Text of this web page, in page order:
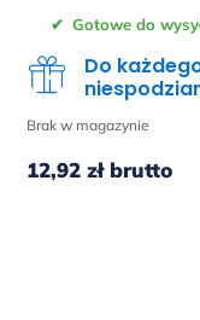
✔ Gotowe do
Do
Brak w magazynie
12,92zł brutto